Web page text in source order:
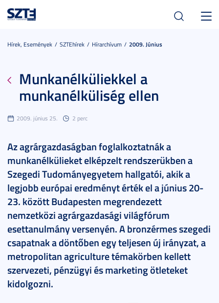
Hírek, Események SZTEhírek Hírarchívum 2009. Június
Munkanélküliekkel a
munkanélküliség ellen
2009. június 25. 2 perc
Az agrárgazdaságban foglalkoztatnák a
munkanélkülieket elképzelt rendszerükben a
Szegedi Tudományegyetem hallgatói, akik a
legjobb európai eredményt érték el a június 20-
23. között Budapesten megrendezett
nemzetközi agrárgazdasági világfórum
esettanulmány versenyén. A bronzérmes szegedi
csapatnak a döntőben egy teljesen új irányzat, a
metropolitan agriculture témakörben kellett
szervezeti, pénzügyi és marketing ötleteket
kidolgozni.